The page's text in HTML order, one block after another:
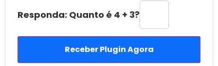
Responda: Quanto é 4 + 3?
Receber Plugin Agora